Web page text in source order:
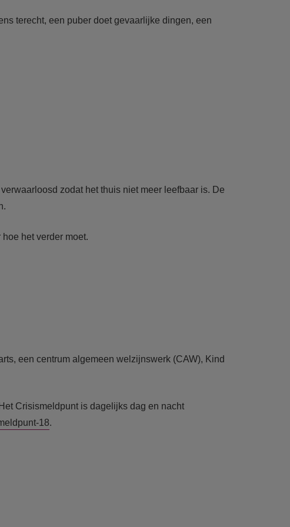
terecht, een puber doet gevaarlijke dingen, een
zodat het thuis niet meer leefbaar is. De
het verder moet.
een centrum algemeen welzijnswerk (CAW), Kind
Crisismeldpunt is dagelijks dag en nacht
18.